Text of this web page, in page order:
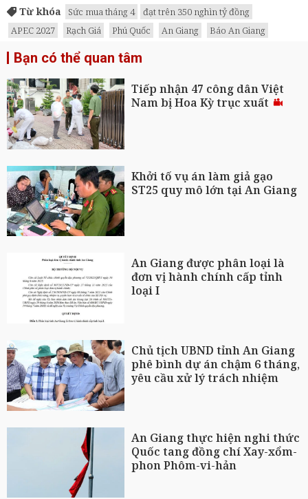
Từ khóa Sức mua tháng 4
đạt trên 350 nghìn tỷ đồng
APEC 2027
Rạch Giá Phú Quốc An Giang Báo An Giang
Bạn có thể quan tâm
Tiếp nhận 47 công dân Việt
Nam bị Hoa Kỳ trục xuất
Khởi tố vụ án làm giả gạo
ST25 quy mô lớn tại An Giang
An Giang được phân loại là
đơn vị hành chính cấp tỉnh
loại I
Chủ tịch UBND tỉnh An Giang
phê bình dự án chậm 6 tháng,
yêu cầu xử lý trách nhiệm
An Giang thực hiện nghi thức
Quốc tang đồng chí Xay-xổm-
phon Phôm-vi-hản